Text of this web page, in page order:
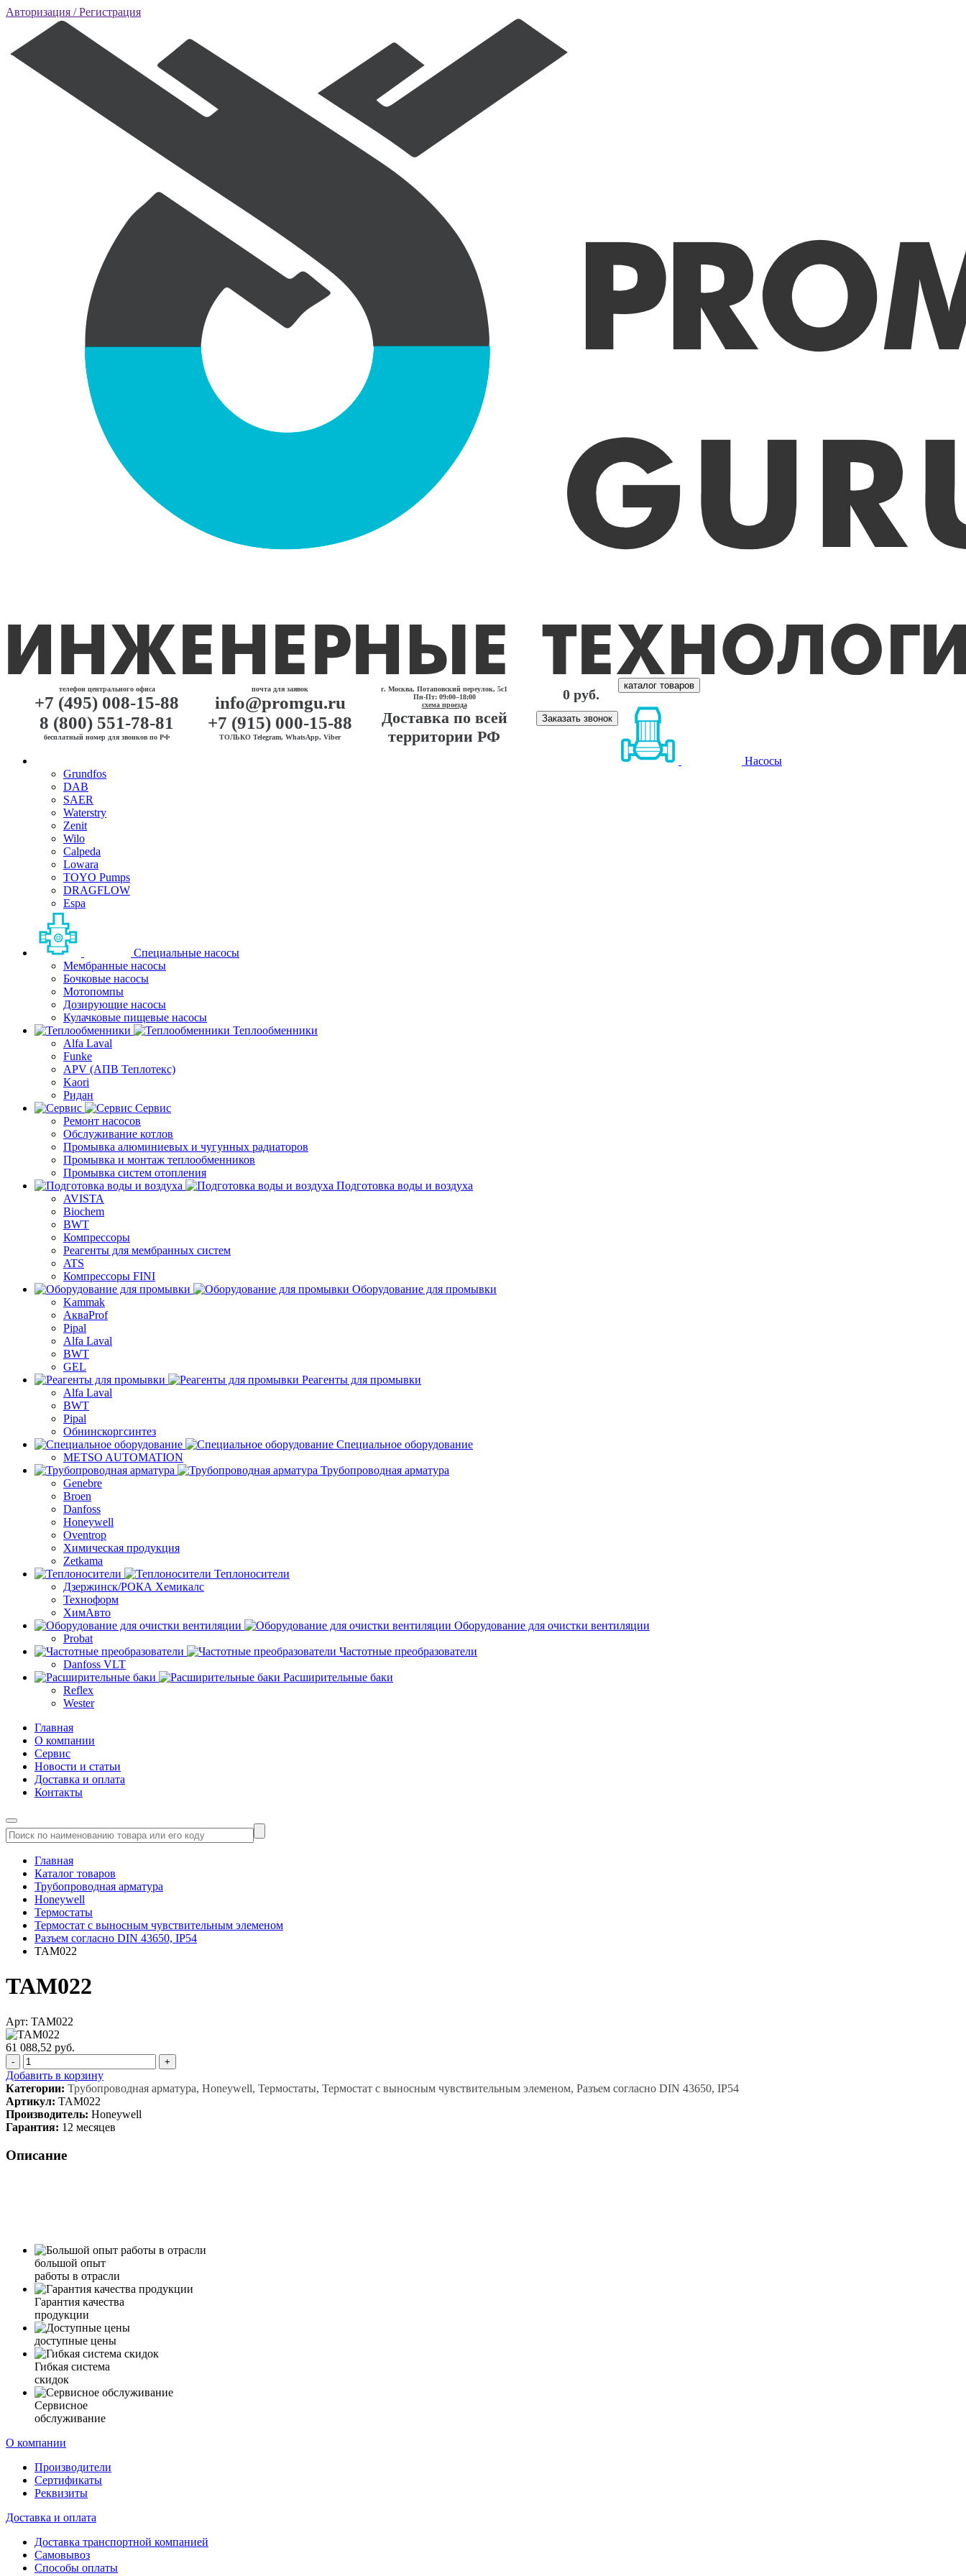
Авторизация / Регистрация
телефон центрального офиса
+7 (495) 008-15-88
8 (800) 551-78-81
бесплатный номер для звонков по РФ
почта для заявок
info@promgu.ru
+7 (915) 000-15-88
ТОЛЬКО Telegram, WhatsApp, Viber
г. Москва, Потаповский переулок, 5с1
Пн-Пт: 09:00–18:00
схема проезда
Доставка по всей
территории РФ
0 руб.
Заказать звонок
каталог товаров
Насосы
Grundfos
DAB
SAER
Waterstry
Zenit
Wilo
Calpeda
Lowara
TOYO Pumps
DRAGFLOW
Espa
Специальные насосы
Мембранные насосы
Бочковые насосы
Мотопомпы
Дозирующие насосы
Кулачковые пищевые насосы
Теплообменники
Alfa Laval
Funke
APV (АПВ Теплотекс)
Kaori
Ридан
Сервис
Ремонт насосов
Обслуживание котлов
Промывка алюминиевых и чугунных радиаторов
Промывка и монтаж теплообменников
Промывка систем отопления
Подготовка воды и воздуха
AVISTA
Biochem
BWT
Компрессоры
Реагенты для мембранных систем
ATS
Компрессоры FINI
Оборудование для промывки
Kammak
АкваProf
Pipal
Alfa Laval
BWT
GEL
Реагенты для промывки
Alfa Laval
BWT
Pipal
Обнинскоргсинтез
Специальное оборудование
METSO AUTOMATION
Трубопроводная арматура
Genebre
Broen
Danfoss
Honeywell
Oventrop
Химическая продукция
Zetkama
Теплоносители
Дзержинск/РОКА Хемикалс
Техноформ
ХимАвто
Оборудование для очистки вентиляции
Probat
Частотные преобразователи
Danfoss VLT
Расширительные баки
Reflex
Wester
Главная
О компании
Сервис
Новости и статьи
Доставка и оплата
Контакты
Главная
Каталог товаров
Трубопроводная арматура
Honeywell
Термостаты
Термостат с выносным чувствительным элеменом
Разъем согласно DIN 43650, IP54
TAM022
TAM022
Арт: TAM022
61 088,52 руб.
- +
Добавить в корзину
Категории: Трубопроводная арматура, Honeywell, Термостаты, Термостат с выносным чувствительным элеменом, Разъем согласно DIN 43650, IP54
Артикул: TAM022
Производитель: Honeywell
Гарантия: 12 месяцев
Описание
большой опыт
работы в отрасли
Гарантия качества
продукции
доступные цены
Гибкая система
скидок
Сервисное
обслуживание
О компании
Производители
Сертификаты
Реквизиты
Доставка и оплата
Доставка транспортной компанией
Самовывоз
Способы оплаты